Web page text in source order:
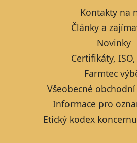
Kontakty na
Články a
Novinky
Certifikáty,
Farmtec
Všeobecné
Informace pro
Etický kodex koncernu